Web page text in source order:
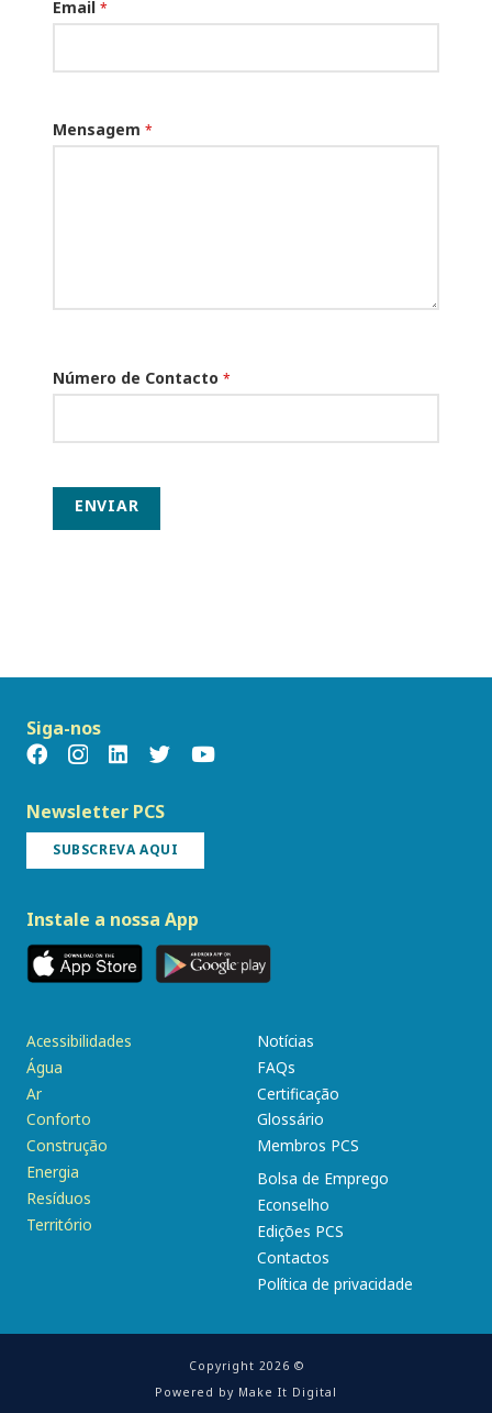
Email *
Mensagem *
Número de Contacto *
ENVIAR
Siga-nos
Newsletter PCS
SUBSCREVA AQUI
Instale a nossa App
Acessibilidades
Água
Ar
Conforto
Construção
Energia
Resíduos
Território
Notícias
FAQs
Certificação
Glossário
Membros PCS
Bolsa de Emprego
Econselho
Edições PCS
Contactos
Política de privacidade
Copyright 2026 ©
Powered by Make It Digital